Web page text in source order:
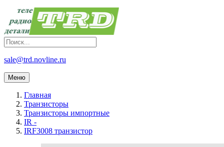
sale@trd.novline.ru
Меню
Главная
Транзисторы
Транзисторы импортные
IR -
IRF3008 транзистор